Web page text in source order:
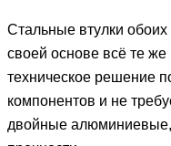
Стальные втулки обоих
своей основе всё те
техническое решение
компонентов и не
двойные